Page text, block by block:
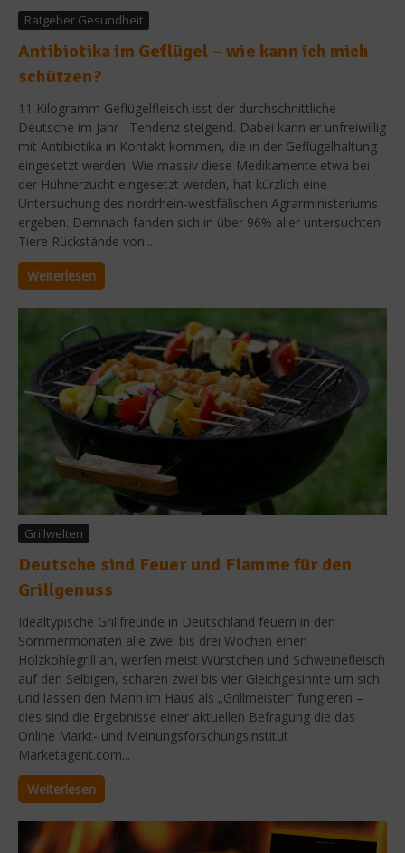
Ratgeber Gesundheit
Antibiotika im Geflügel – wie kann ich mich
schützen?
11 Kilogramm Geflügelfleisch isst der durchschnittliche
Deutsche im Jahr –Tendenz steigend. Dabei kann er unfreiwillig
mit Antibiotika in Kontakt kommen, die in der Geflügelhaltung
eingesetzt werden. Wie massiv diese Medikamente etwa bei
der Hühnerzucht eingesetzt werden, hat kürzlich eine
Untersuchung des nordrhein-westfälischen Agrarministeriums
ergeben. Demnach fanden sich in über 96% aller untersuchten
Tiere Rückstände von...
Weiterlesen
Grillwelten
Deutsche sind Feuer und Flamme für den
Grillgenuss
Idealtypische Grillfreunde in Deutschland feuern in den
Sommermonaten alle zwei bis drei Wochen einen
Holzkohlegrill an, werfen meist Würstchen und Schweinefleisch
auf den Selbigen, scharen zwei bis vier Gleichgesinnte um sich
und lassen den Mann im Haus als „Grillmeister“ fungieren –
dies sind die Ergebnisse einer aktuellen Befragung die das
Online Markt- und Meinungsforschungsinstitut
Marketagent.com...
Weiterlesen